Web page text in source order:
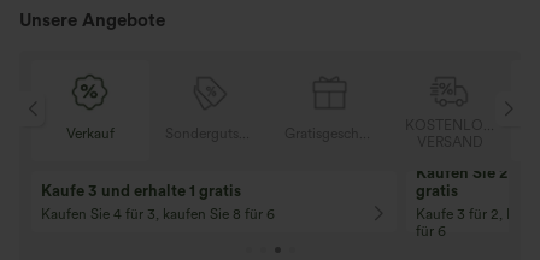
Unsere Angebote
Verkauf
Kaufe 3 und erhalte 1 gratis
Kaufen Sie 4 für 3, kaufen Sie 8 für 6
Kaufen Sie 2
gratis
Kaufe 3 für 2,
für 6